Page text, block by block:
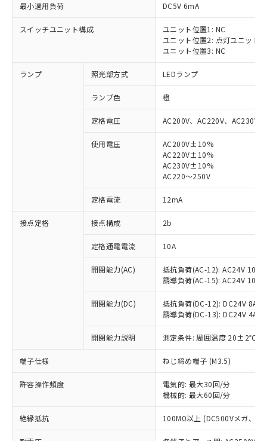
最小適用負荷 DC5V 6mA
スイッチユニット構成
ユニット位置1: NC
ユニット位置2: 点灯ユニット
ユニット位置3: NC
ランプ 照光部方式 LEDランプ
ランプ色 橙
定格電圧 AC200V、AC220V、AC230V
使用電圧
AC200V±10%
AC220V±10%
AC230V±10%
AC220～250V
定格電流 12mA
接点定格 接点構成 2b
定格通電電流 10A
開閉能力(AC)
抵抗負荷(AC-12): AC24V 10A/
誘導負荷(AC-15): AC24V
開閉能力(DC)
抵抗負荷(DC-12): DC24V 8A/
誘導負荷(DC-13): DC24V 4A/
開閉能力説明 測定条件: 周囲温度 20±2℃、
端子仕様 ねじ締め端子 (M3.5)
許容操作頻度
電気的: 最大30回/分
機械的: 最大60回/分
絶縁抵抗 100MΩ以上 (DC500Vメガ、点
以下の条件をお読みいただき、同意のうえ
本サービスは、当社制御機器事業取扱
商品の当社在庫状況および標準価格
(税抜)を提供させていただくもので
本サービスの対象外となる商品もある
ことをご了承ください。
在庫状況および標準価格照会結果は、
記載している更新日時点での社内デー
タに基づき作成されるものであり、閲
覧された時点での実際の在庫および標
対応済み：EU RoHS指令（10物質）の
非含有に対応した製品が提供可能な商品で
対応予定：EU RoHS指令（10物質）の非含
有に対応した製品に切り替える予定のある
対応予定なし：EU RoHS指令（10物質）の
非含有に非対応の商品で、対応品を出す予
調査・確認中：EU RoHS指令（10物質）の
非含有の対応状況を調査中または確認中の
非該当品：ライセンス料など無形物で、有
害物質有無と関係のない商品です。
仕入先様の事情により、非含有部品として
いたものが、含有品と判明した場合などや
むを得ず変更することがあります。
鉛(Pb) 1000ppm以下、 水銀(Hg) 1000ppm以下、 カド
六価クロム(Cr(Ⅵ)) 1000ppm以下、ポリ臭化ビフェニル
※1 中国RoHS○×表
「○」：最大均質材料含有率が中国RoHSの
基準値以下であることを示します。
「×」：最大均質材料含有率が中国RoHSの
基準値を超えていることを示します。
「－」：未確認です。当社販売部門へお問
*中国RoHS10物質の基準値 (GB/T26572)：
Pb(鉛) :1000ppm、 Hg(水銀) : 1000ppm、 Cd(カドミウ
当社は、これら貴社製品のうち、外国
為替および外国貿易法に定める商品
（以下｢規制貨物等」という）を輸出
または国外への提供する場合は、日本
国政府の輸出許可(または役務取引許
可)を取得するなどの必要な手続きを